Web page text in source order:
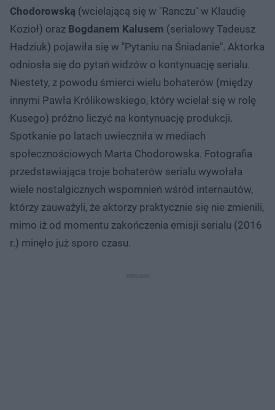
Chodorowską (wcielającą się w "Ranczu" w Klaudię
Kozioł) oraz Bogdanem Kalusem (serialowy Tadeusz
Hadziuk) pojawiła się w "Pytaniu na Śniadanie". Aktorka
odniosła się do pytań widzów o kontynuację serialu.
Niestety, z powodu śmierci wielu bohaterów (między
innymi Pawła Królikowskiego, który wcielał się w rolę
Kusego) próżno liczyć na kontynuację produkcji.
Spotkanie po latach uwieczniła w mediach
społecznościowych Marta Chodorowska. Fotografia
przedstawiająca troje bohaterów serialu wywołała
wiele nostalgicznych wspomnień wśród internautów,
którzy zauważyli, że aktorzy praktycznie się nie zmienili,
mimo iż od momentu zakończenia emisji serialu (2016
r.) minęło już sporo czasu.